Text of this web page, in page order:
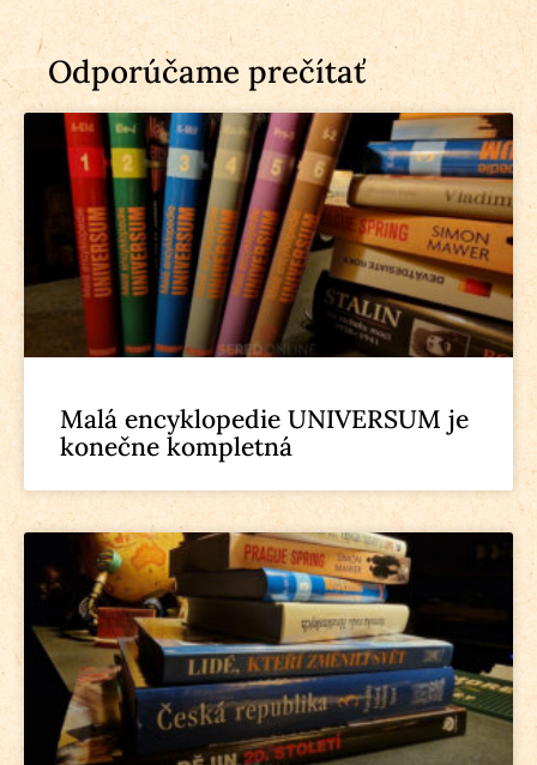
Odporúčame prečítať
Malá encyklopedie UNIVERSUM je
konečne kompletná